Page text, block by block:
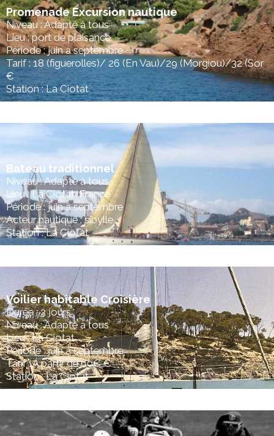
Promenade Excursion nautique
Niveau : Adapté à tous
Lieu : port de plaisance
Période : juin à septembre
Tarif : 18 (figuerolles)/ 26 (En Vau)/29 (Morgiou)/32 (Sor
€
Station : La Ciotat
Bateau traditionnel
Niveau : Adapté à tous
Lieu : La Ciotat, France
Période : juin à septembre
Acteur nautique : sibylle
Station : La Ciotat
Voilier habitable Croisière
Durée : 3 jours
Niveau : Adapté à tous
Lieu : La Ciotat
Période : juin à septembre
Tarif : A partir de 60€ €
Station : La Ciotat